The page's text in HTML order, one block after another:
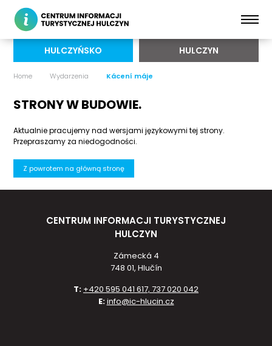
HULCZYŃSKO HULCZYN
Home Wydarzenia Kácení máje
STRONY W BUDOWIE.
Aktualnie pracujemy nad wersjami językowymi tej strony.
Przepraszamy za niedogodności.
Z powrotem na główną stronę
CENTRUM INFORMACJI TURYSTYCZNEJ
HULCZYN
Zámecká 4
748 01, Hlučín
T: +420 595 041 617, 737 020 042
E:info@ic-hlucin.cz